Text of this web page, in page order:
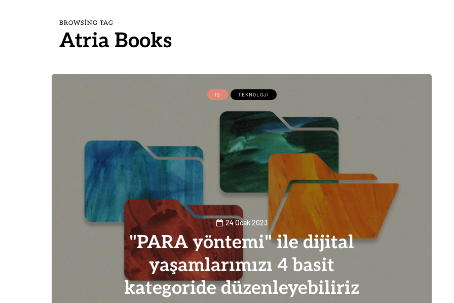
BROWSING TAG
Atria Books
İŞ TEKNOLOJI
24 Ocak 2023
"PARA yöntemi" ile dijital
yaşamlarımızı 4 basit
kategoride düzenleyebiliriz